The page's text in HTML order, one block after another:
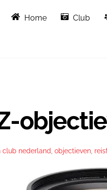
Home Club
club nederland objectieven